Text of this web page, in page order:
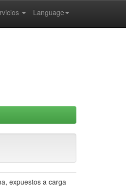
Language
expuestos a carga